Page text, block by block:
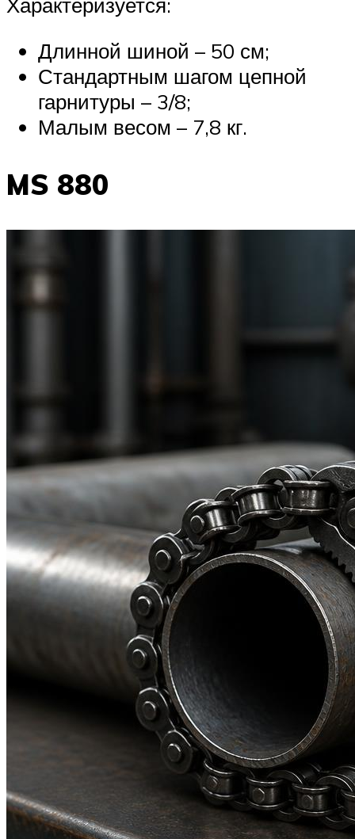
Длинной шиной – 50 см;
Стандартным шагом цепной
гарнитуры – 3/8;
Малым весом – 7,8 кг.
MS 880